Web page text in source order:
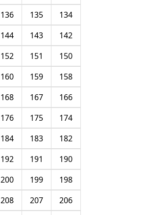
134
135
136
142
143
144
150
151
152
158
159
160
166
167
168
174
175
176
182
183
184
190
191
192
198
199
200
206
207
208